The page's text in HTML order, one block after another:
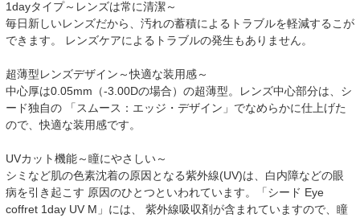
1dayタイプ～レンズは常に清潔～
毎日新しいレンズだから、汚れの蓄積によるトラブルを軽減するこが
できます。 レンズケアによるトラブルの発生もありません。
超薄型レンズデザイン～快適な装用感～
中心厚は0.05mm（-3.00Dの場合）の超薄型。レンズ中心部分は、シ
ード独自の 「スムース：エッジ・デザイン」でなめらかに仕上げた
ので、快適な装用感です。
UVカット機能～瞳にやさしい～
シミなど肌の色素沈着の原因となる紫外線(UV)は、白内障などの眼
病を引き起こす 原因のひとつといわれています。「シード Eye
coffret 1day UV M」には、 紫外線吸収剤が含まれていますので、瞳